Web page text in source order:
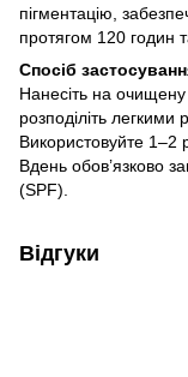
пігментацію,
протягом 120 годин
Спосіб
Нанесіть на очищену
розподіліть
Використовуйте 1–2
Вдень обов’язково
(SPF).
Відгуки